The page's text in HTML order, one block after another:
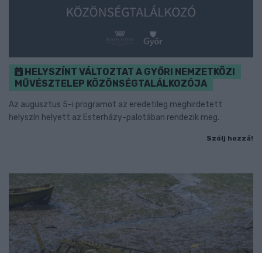
HELYSZÍNT VÁLTOZTAT A GYŐRI NEMZETKÖZI
MŰVÉSZTELEP KÖZÖNSÉGTALÁLKOZÓJA
Az augusztus 5-i programot az eredetileg meghirdetett
helyszín helyett az Esterházy-palotában rendezik meg.
Szólj hozzá!